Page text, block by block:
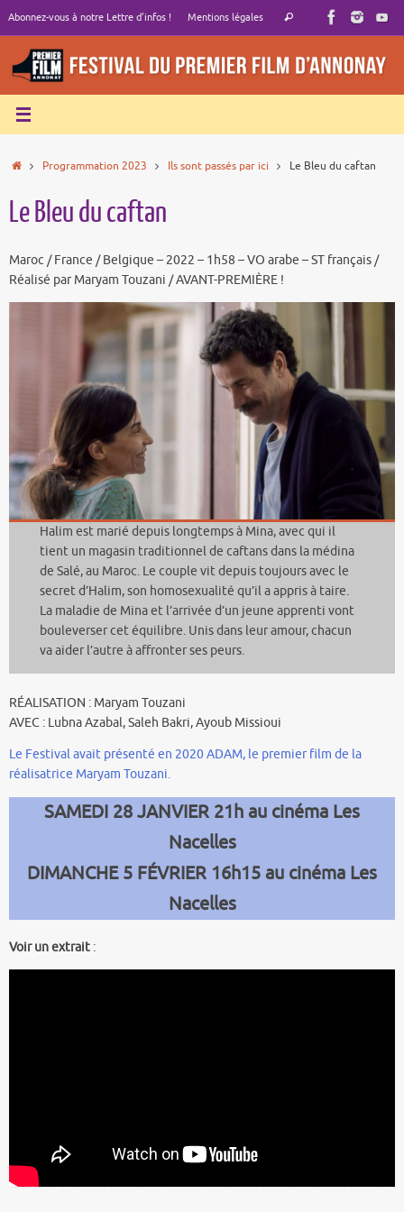
contenu
Abonnez-vous à notre Lettre d’infos ! Mentions légales
Recherche
Rechercher
AccueilProgrammation 2023 Ils sont passés par ici Le Bleu du caftan
Le Bleu du caftan
Maroc / France / Belgique – 2022 – 1h58 – VO arabe – ST français /
Réalisé par Maryam Touzani / AVANT-PREMIÈRE !
Halim est marié depuis longtemps à Mina, avec qui il
tient un magasin traditionnel de caftans dans la médina
de Salé, au Maroc. Le couple vit depuis toujours avec le
secret d’Halim, son homosexualité qu’il a appris à taire.
La maladie de Mina et l’arrivée d’un jeune apprenti vont
bouleverser cet équilibre. Unis dans leur amour, chacun
va aider l’autre à affronter ses peurs.
RÉALISATION : Maryam Touzani
AVEC : Lubna Azabal, Saleh Bakri, Ayoub Missioui
Le Festival avait présenté en 2020 ADAM, le premier film de la
réalisatrice Maryam Touzani.
SAMEDI 28 JANVIER 21h au cinéma Les
Nacelles
DIMANCHE 5 FÉVRIER 16h15 au cinéma Les
Nacelles
Voir un extrait :